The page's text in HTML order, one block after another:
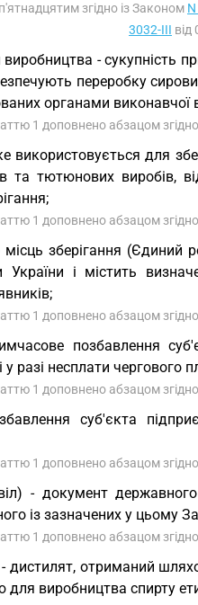
згідно із Законом
3032-III від
- сукупність
переробку
органами
1 доповнено абзацом
використовується для
та тютюнових виробів,
1 доповнено абзацом
зберігання (Єдиний
України і містить
1 доповнено абзацом
позбавлення
у разі несплати чергового
1 доповнено абзацом
суб'єкта
1 доповнено абзацом
- документ
із зазначених у цьому
1 доповнено абзацом
дистилят, отриманий
виробництва спирту